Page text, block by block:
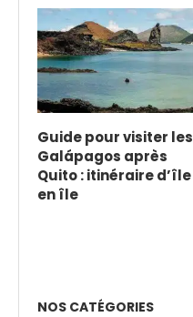
Guide pour visiter les
Galápagos après
Quito : itinéraire d’île
en île
NOS CATÉGORIES